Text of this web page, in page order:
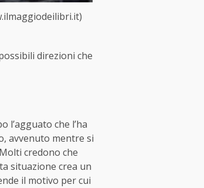
direzioni che
l’agguato che l’ha
avvenuto mentre si
credono che
situazione crea un
il motivo per cui